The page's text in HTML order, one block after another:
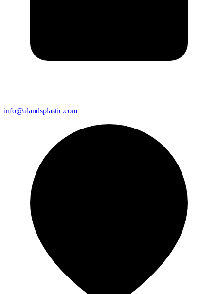
info@alandsplastic.com